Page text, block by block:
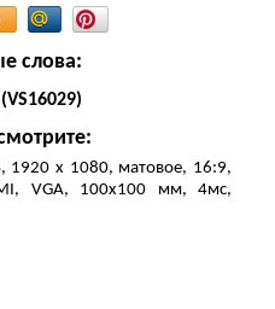
слова:
1920 х 1080, матовое, 16:9,
VGA, 100х100 мм, 4мс,